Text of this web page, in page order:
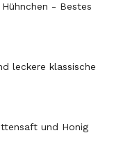
- Bestes
leckere klassische
und Honig